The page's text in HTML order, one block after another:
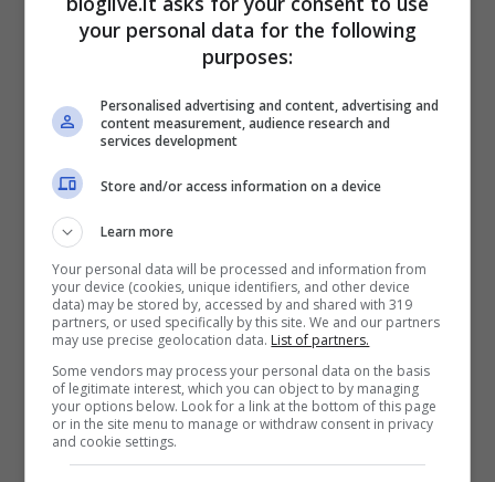
your personal data for the following
purposes:
Personalised advertising and content, advertising and
content measurement, audience research and
services development
Store and/or access information on a device
Learn more
Your personal data will be processed and information from
your device (cookies, unique identifiers, and other device
data) may be stored by, accessed by and shared with 319
partners, or used specifically by this site. We and our partners
may use precise geolocation data. List of partners.
Some vendors may process your personal data on the basis
of legitimate interest, which you can object to by managing
your options below. Look for a link at the bottom of this page
or in the site menu to manage or withdraw consent in privacy
and cookie settings.